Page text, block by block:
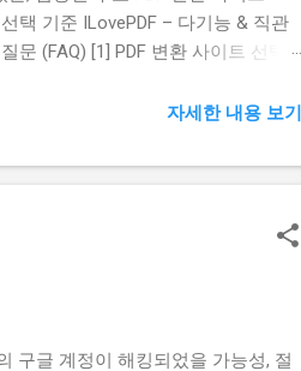
택 기준 ILovePDF – 다기능 & 직관
(FAQ) [1] PDF 변환 사이트 선택
요하죠. 이런 이유로, 무료 PDF 변환
로드 보안 및 자동 삭제 시스템 제공
겠습니다. 📌 카카오톡 필수 설정 꿀
자세한 내용 보기
구글 계정이 해킹되었을 가능성, 절